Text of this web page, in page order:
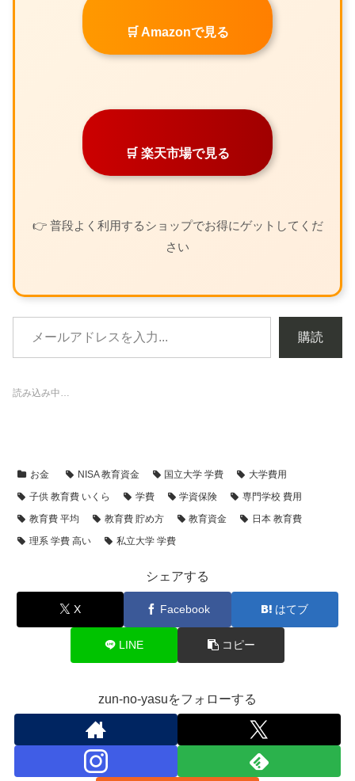
🛒 Amazonで見る
🛒 楽天市場で見る
👉 普段よく利用するショップでお得にゲットしてくだ
さい
購読
読み込み中…
お金 NISA 教育資金 国立大学 学費
大学費用
子供 教育費 いくら
学費 学資保険
専門学校 費用
教育費 平均
教育費 貯め方 教育資金
日本 教育費
理系 学費 高い
私立大学 学費
シェアする
X Facebook はてブ
LINE コピー
zun-no-yasuをフォローする